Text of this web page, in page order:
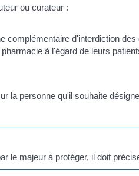
ou curateur :
complémentaire d'interdiction
à l'égard de leurs
la personne qu'il souhaite
le majeur à protéger, il doit